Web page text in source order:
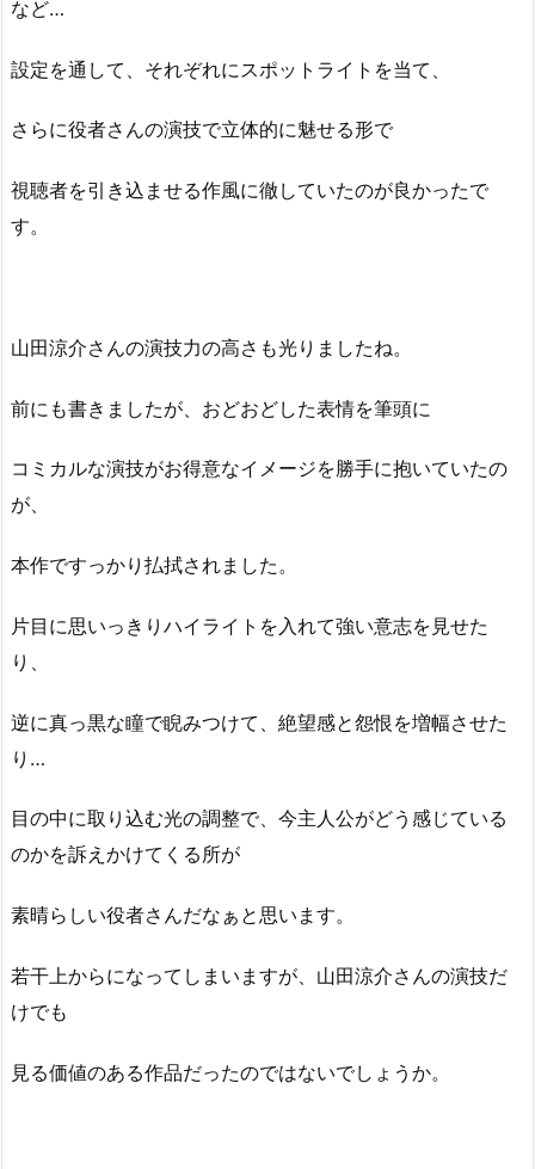
など…
設定を通して、それぞれにスポットライトを当て、
さらに役者さんの演技で立体的に魅せる形で
視聴者を引き込ませる作風に徹していたのが良かったで
す。
山田涼介さんの演技力の高さも光りましたね。
前にも書きましたが、おどおどした表情を筆頭に
コミカルな演技がお得意なイメージを勝手に抱いていたの
が、
本作ですっかり払拭されました。
片目に思いっきりハイライトを入れて強い意志を見せた
り、
逆に真っ黒な瞳で睨みつけて、絶望感と怨恨を増幅させた
り…
目の中に取り込む光の調整で、今主人公がどう感じている
のかを訴えかけてくる所が
素晴らしい役者さんだなぁと思います。
若干上からになってしまいますが、山田涼介さんの演技だ
けでも
見る価値のある作品だったのではないでしょうか。